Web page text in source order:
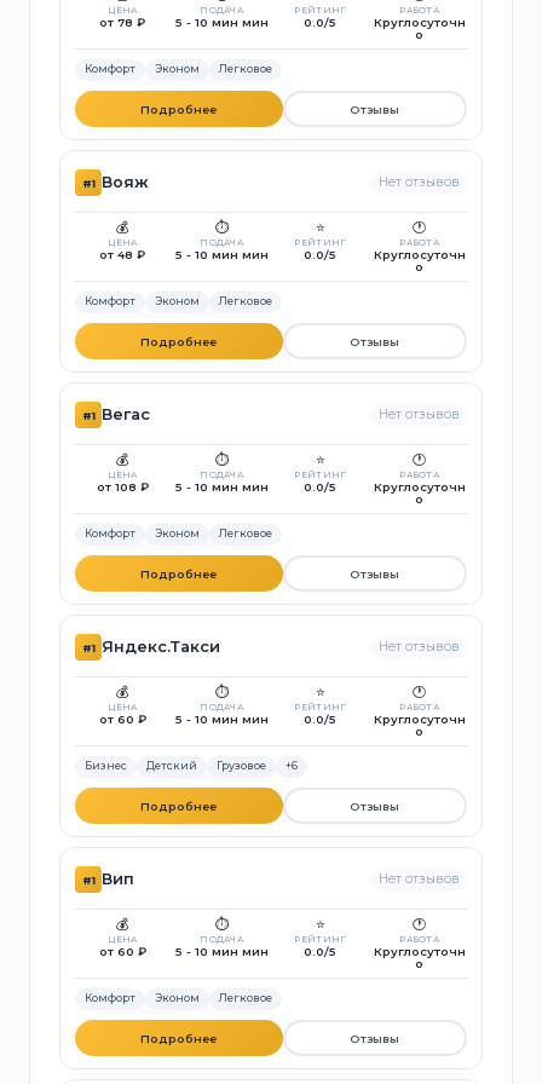
ЦЕНА
от 78 ₽
ПОДАЧА
5 - 10 мин мин
РЕЙТИНГ
0.0/5
РАБОТА
Круглосуточн
о
Комфорт Эконом Легковое
Подробнее Отзывы
#1 Вояж Нет отзывов
💰
ЦЕНА
от 48 ₽
⏱️
ПОДАЧА
5 - 10 мин мин
⭐
РЕЙТИНГ
0.0/5
🕐
РАБОТА
Круглосуточн
о
Комфорт Эконом Легковое
Подробнее Отзывы
#1 Вегас Нет отзывов
💰
ЦЕНА
от 108 ₽
⏱️
ПОДАЧА
5 - 10 мин мин
⭐
РЕЙТИНГ
0.0/5
🕐
РАБОТА
Круглосуточн
о
Комфорт Эконом Легковое
Подробнее Отзывы
#1 Яндекс.Такси Нет отзывов
💰
ЦЕНА
от 60 ₽
⏱️
ПОДАЧА
5 - 10 мин мин
⭐
РЕЙТИНГ
0.0/5
🕐
РАБОТА
Круглосуточн
о
Бизнес Детский Грузовое +6
Подробнее Отзывы
#1 Вип Нет отзывов
💰
ЦЕНА
от 60 ₽
⏱️
ПОДАЧА
5 - 10 мин мин
⭐
РЕЙТИНГ
0.0/5
🕐
РАБОТА
Круглосуточн
о
Комфорт Эконом Легковое
Подробнее Отзывы